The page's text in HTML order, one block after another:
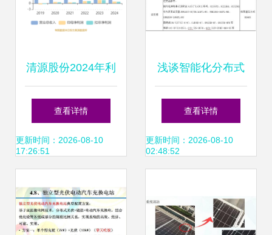
清源股份2024年利
润骤降46.67% 分
布式光伏设计市场
局？
查看详情
更新时间：2026-08-10
17:26:51
浅谈智能化分布式
光伏运维监控系统
的设计与实现
查看详情
更新时间：2026-08-10
02:48:52